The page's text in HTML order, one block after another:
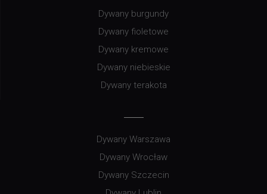
Dywany burgundy
Dywany fioletowe
Dywany kremowe
Dywany niebieskie
Dywany terakota
Dywany Warszawa
Dywany Wrocław
Dywany Szczecin